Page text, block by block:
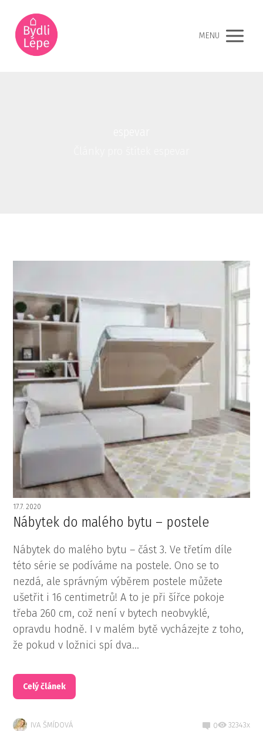
MENU
17.7. 2020
Nábytek do malého bytu – postele
Nábytek do malého bytu – část 3. Ve třetím díle
této série se podíváme na postele. Ono se to
nezdá, ale správným výběrem postele můžete
ušetřit i 16 centimetrů! A to je při šířce pokoje
třeba 260 cm, což není v bytech neobvyklé,
opravdu hodně. I v malém bytě vycházejte z toho,
že pokud v ložnici spí dva...
Celý článek
IVA ŠMÍDOVÁ 0 32343x